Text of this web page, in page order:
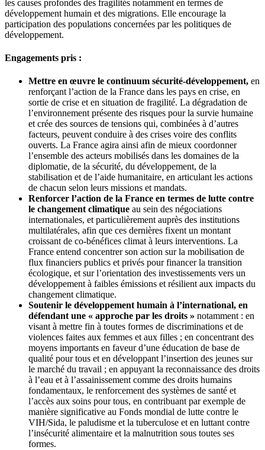
les causes profondes des fragilités notamment en termes de
développement humain et des migrations. Elle encourage la
participation des populations concernées par les politiques de
développement.
Engagements pris :
Mettre en œuvre le continuum sécurité-développement, en
renforçant l’action de la France dans les pays en crise, en
sortie de crise et en situation de fragilité. La dégradation de
l’environnement présente des risques pour la survie humaine
et crée des sources de tensions qui, combinées à d’autres
facteurs, peuvent conduire à des crises voire des conflits
ouverts. La France agira ainsi afin de mieux coordonner
l’ensemble des acteurs mobilisés dans les domaines de la
diplomatie, de la sécurité, du développement, de la
stabilisation et de l’aide humanitaire, en articulant les actions
de chacun selon leurs missions et mandats.
Renforcer l’action de la France en termes de lutte contre
le changement climatique au sein des négociations
internationales, et particulièrement auprès des institutions
multilatérales, afin que ces dernières fixent un montant
croissant de co-bénéfices climat à leurs interventions. La
France entend concentrer son action sur la mobilisation de
flux financiers publics et privés pour financer la transition
écologique, et sur l’orientation des investissements vers un
développement à faibles émissions et résilient aux impacts du
changement climatique.
Soutenir le développement humain à l’international, en
défendant une « approche par les droits » notamment : en
visant à mettre fin à toutes formes de discriminations et de
violences faites aux femmes et aux filles ; en concentrant des
moyens importants en faveur d’une éducation de base de
qualité pour tous et en développant l’insertion des jeunes sur
le marché du travail ; en appuyant la reconnaissance des droits
à l’eau et à l’assainissement comme des droits humains
fondamentaux, le renforcement des systèmes de santé et
l’accès aux soins pour tous, en contribuant par exemple de
manière significative au Fonds mondial de lutte contre le
VIH/Sida, le paludisme et la tuberculose et en luttant contre
l’insécurité alimentaire et la malnutrition sous toutes ses
formes.